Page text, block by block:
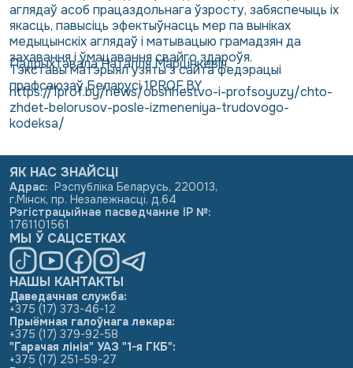
аглядаў асоб працаздольнага ўзросту, забяспечыць іх
якасць, павысіць эфектыўнасць мер па выніках
медыцынскіх аглядаў і матывацыю грамадзян да
захавання і ўмацавання свайго здароўя.
Падрыхтавала Наталля Марцінкевіч.
Тэкставы матэрыял узяты з сайта федэрацыі
прафсаюзаў Беларусі1PROF.BY
https://1prof.by/news/obshhestvo-i-profsoyuzy/chto-
zhdet-belorusov-posle-izmeneniya-trudovogo-
kodeksa/
НАШЫ КАНТАКТЫ
Даведачная служба:
+375 (17) 373-46-12
Прыёмная галоўнага лекара:
+375 (17) 379-92-58
"Гарачая лінія" УАЗ "1-я ГКБ":
+375 (17) 251-59-27
ЯК НАС ЗНАЙСЦІ
Адрас: Рэспубліка Беларусь, 220013,
г.Мінск, пр. Незалежнасці, д.64
Рэгістрацыйнае пасведчанне ІР №:
1761101561
МЫ Ў САЦСЕТКАХ